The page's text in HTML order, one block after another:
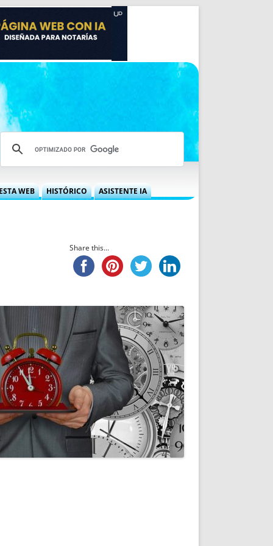
IRPF
WEB
PREMIO NYR
NUEVA ETAPA
POLÍTICA DE PRIVACIDAD
AVISO LEGAL
REPORTAR INCIDENCIA
LOGOTIPO
ENTREVISTAS
SONRISA
ENVÍA CORREO
CANALES DE VÍDEO
HISTÓRICO ASISTENTE IA
Share this...